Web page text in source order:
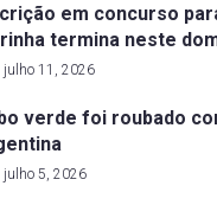
em concurso
termina neste
julho 11, 2026
verde foi roubado
julho 5, 2026